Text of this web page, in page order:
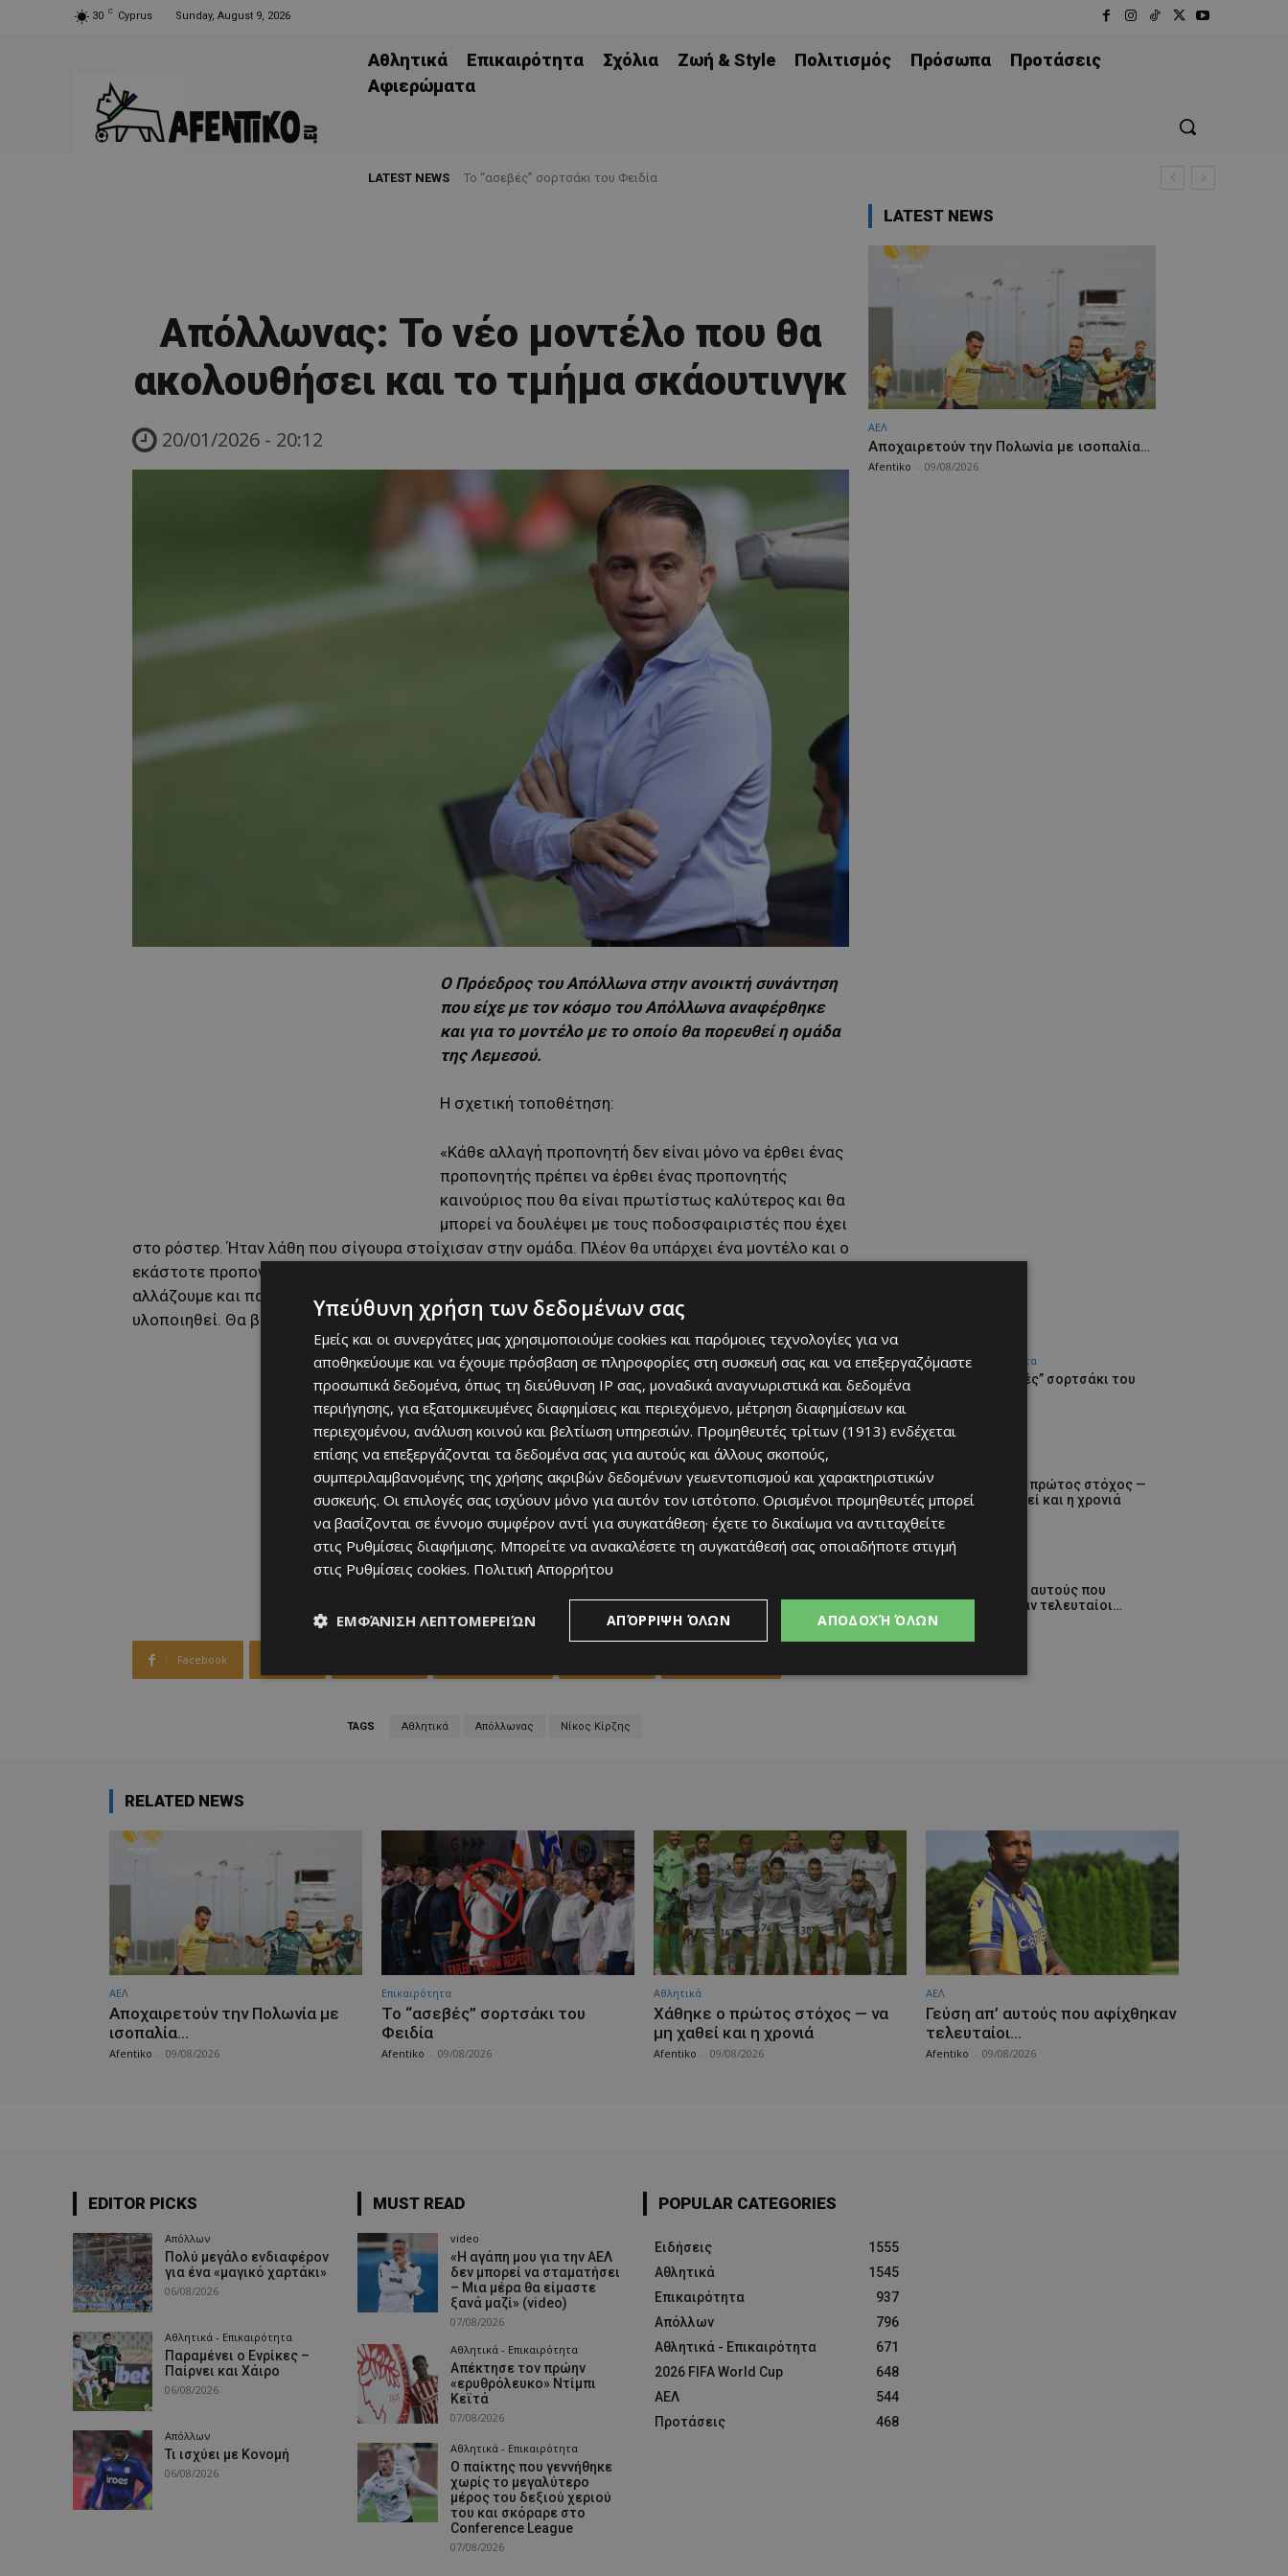
30 C Cyprus Sunday, August 9, 2026
Αθλητικά Επικαιρότητα Σχόλια Ζωή & Style Πολιτισμός Πρόσωπα
Προτάσεις
Aφιερώματα
LATEST NEWS Το “ασεβές” σορτσάκι του Φειδία
Απόλλωνας: Το νέο μοντέλο που θα
ακολουθήσει και το τμήμα σκάουτινγκ
20/01/2026 - 20:12
Ο Πρόεδρος του Απόλλωνα στην ανοικτή συνάντηση
που είχε με τον κόσμο του Απόλλωνα αναφέρθηκε
και για το μοντέλο με το οποίο θα πορευθεί η ομάδα
της Λεμεσού.
Η σχετική τοποθέτηση:
«Κάθε αλλαγή προπονητή δεν είναι μόνο να έρθει ένας
προπονητής πρέπει να έρθει ένας προπονητής
καινούριος που θα είναι πρωτίστως καλύτερος και θα
μπορεί να δουλέψει με τους ποδοσφαιριστές που έχει
στο ρόστερ. Ήταν λάθη που σίγουρα στοίχισαν στην ομάδα. Πλέον θα υπάρχει ένα μοντέλο και ο
εκάστοτε προπονητής θα ακολουθεί αυτό το μοντέλο. Δεν μπορεί να αλλάζεις ομάδα και να
αλλάζουμε και παίκτες. Θα γίνει ένα πάρα πολύ καλό τμήμα σκάουτινγκ. Το δουλεύαμε και θα
υλοποιηθεί. Θα βοηθάει στο χτίσιμο της ομάδας και τον εκάστοτε προπονητή».
Facebook
TAGS Αθλητικά Απόλλωνας Νίκος Κίρζης
LATEST NEWS
ΑΕΛ
Aποχαιρετούν την Πολωνία με ισοπαλία…
Afentiko 09/08/2026
Επικαιρότητα
Το “ασεβές” σορτσάκι του
Χάθηκε ο πρώτος στόχος —
να μη χαθεί και η χρονιά
Γεύση απ’ αυτούς που
αφίχθηκαν τελευταίοι…
RELATED NEWS
ΑΕΛ
Aποχαιρετούν την Πολωνία με
ισοπαλία…
Afentiko 09/08/2026
Επικαιρότητα
Το “ασεβές” σορτσάκι του
Φειδία
Afentiko 09/08/2026
Αθλητικά
Χάθηκε ο πρώτος στόχος — να
μη χαθεί και η χρονιά
Afentiko 09/08/2026
ΑΕΛ
Γεύση απ’ αυτούς που αφίχθηκαν
τελευταίοι…
Afentiko 09/08/2026
EDITOR PICKS
Απόλλων
Πολύ μεγάλο ενδιαφέρον
για ένα «μαγικό χαρτάκι»
06/08/2026
Αθλητικά - Επικαιρότητα
Παραμένει ο Ενρίκες –
Παίρνει και Χάιρο
06/08/2026
Απόλλων
Τι ισχύει με Κονομή
06/08/2026
MUST READ
video
«Η αγάπη μου για την ΑΕΛ
δεν μπορεί να σταματήσει
– Μια μέρα θα είμαστε
ξανά μαζί» (video)
07/08/2026
Αθλητικά - Επικαιρότητα
Απέκτησε τον πρώην
«ερυθρόλευκο» Ντίμπι
Κεϊτά
07/08/2026
Αθλητικά - Επικαιρότητα
Ο παίκτης που γεννήθηκε
χωρίς το μεγαλύτερο
μέρος του δεξιού χεριού
του και σκόραρε στο
Conference League
07/08/2026
POPULAR CATEGORIES
Ειδήσεις
1555
Αθλητικά
1545
Επικαιρότητα
937
Απόλλων
796
Αθλητικά - Επικαιρότητα
671
2026 FIFA World Cup
648
ΑΕΛ
544
Προτάσεις
468
Υπεύθυνη χρήση των δεδομένων σας
Εμείς και οι συνεργάτες μας χρησιμοποιούμε cookies και παρόμοιες τεχνολογίες για να
αποθηκεύουμε και να έχουμε πρόσβαση σε πληροφορίες στη συσκευή σας και να επεξεργαζόμαστε
προσωπικά δεδομένα, όπως τη διεύθυνση IP σας, μοναδικά αναγνωριστικά και δεδομένα
περιήγησης, για εξατομικευμένες διαφημίσεις και περιεχόμενο, μέτρηση διαφημίσεων και
περιεχομένου, ανάλυση κοινού και βελτίωση υπηρεσιών. Προμηθευτές τρίτων (1913) ενδέχεται
επίσης να επεξεργάζονται τα δεδομένα σας για αυτούς και άλλους σκοπούς,
συμπεριλαμβανομένης της χρήσης ακριβών δεδομένων γεωεντοπισμού και χαρακτηριστικών
συσκευής. Οι επιλογές σας ισχύουν μόνο για αυτόν τον ιστότοπο. Ορισμένοι προμηθευτές μπορεί
να βασίζονται σε έννομο συμφέρον αντί για συγκατάθεση· έχετε το δικαίωμα να αντιταχθείτε
στις Ρυθμίσεις διαφήμισης. Μπορείτε να ανακαλέσετε τη συγκατάθεσή σας οποιαδήποτε στιγμή
στις Ρυθμίσεις cookies. Πολιτική Απορρήτου
ΑΠΟΔΟΧΉ ΌΛΩΝ
ΑΠΌΡΡΙΨΗ ΌΛΩΝ
ΕΜΦΆΝΙΣΗ ΛΕΠΤΟΜΕΡΕΙΏΝ